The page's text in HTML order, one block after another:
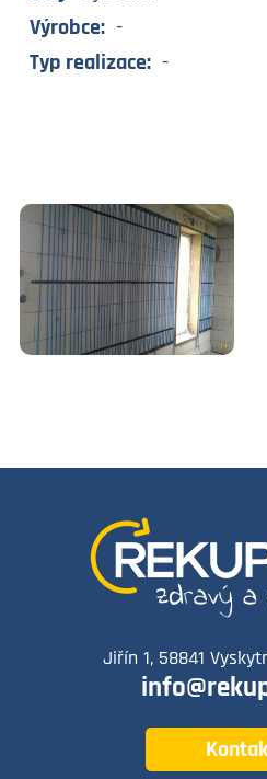
Výrobce: -
Typ realizace: -
Jiřín 1, 58841